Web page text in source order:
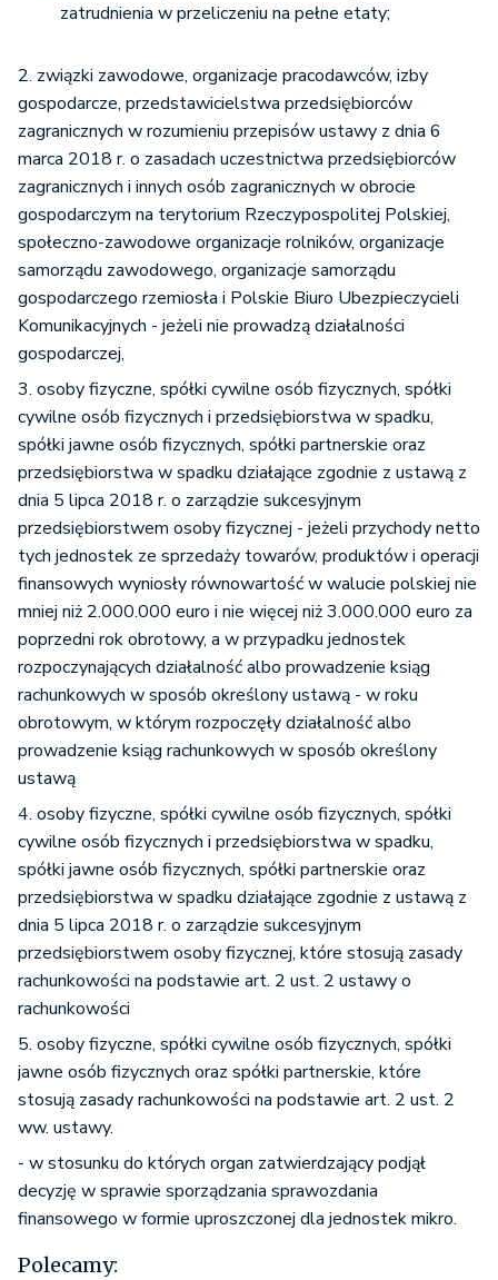
zatrudnienia w przeliczeniu na pełne etaty;
2. związki zawodowe, organizacje pracodawców, izby
gospodarcze, przedstawicielstwa przedsiębiorców
zagranicznych w rozumieniu przepisów ustawy z dnia 6
marca 2018 r. o zasadach uczestnictwa przedsiębiorców
zagranicznych i innych osób zagranicznych w obrocie
gospodarczym na terytorium Rzeczypospolitej Polskiej,
społeczno-zawodowe organizacje rolników, organizacje
samorządu zawodowego, organizacje samorządu
gospodarczego rzemiosła i Polskie Biuro Ubezpieczycieli
Komunikacyjnych - jeżeli nie prowadzą działalności
gospodarczej,
3. osoby fizyczne, spółki cywilne osób fizycznych, spółki
cywilne osób fizycznych i przedsiębiorstwa w spadku,
spółki jawne osób fizycznych, spółki partnerskie oraz
przedsiębiorstwa w spadku działające zgodnie z ustawą z
dnia 5 lipca 2018 r. o zarządzie sukcesyjnym
przedsiębiorstwem osoby fizycznej - jeżeli przychody netto
tych jednostek ze sprzedaży towarów, produktów i operacji
finansowych wyniosły równowartość w walucie polskiej nie
mniej niż 2.000.000 euro i nie więcej niż 3.000.000 euro za
poprzedni rok obrotowy, a w przypadku jednostek
rozpoczynających działalność albo prowadzenie ksiąg
rachunkowych w sposób określony ustawą - w roku
obrotowym, w którym rozpoczęły działalność albo
prowadzenie ksiąg rachunkowych w sposób określony
ustawą
4. osoby fizyczne, spółki cywilne osób fizycznych, spółki
cywilne osób fizycznych i przedsiębiorstwa w spadku,
spółki jawne osób fizycznych, spółki partnerskie oraz
przedsiębiorstwa w spadku działające zgodnie z ustawą z
dnia 5 lipca 2018 r. o zarządzie sukcesyjnym
przedsiębiorstwem osoby fizycznej, które stosują zasady
rachunkowości na podstawie art. 2 ust. 2 ustawy o
rachunkowości
5. osoby fizyczne, spółki cywilne osób fizycznych, spółki
jawne osób fizycznych oraz spółki partnerskie, które
stosują zasady rachunkowości na podstawie art. 2 ust. 2
ww. ustawy.
- w stosunku do których organ zatwierdzający podjął
decyzję w sprawie sporządzania sprawozdania
finansowego w formie uproszczonej dla jednostek mikro.
Polecamy: